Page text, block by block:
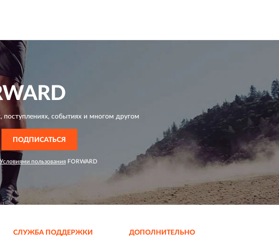
поступлениях, событиях и многом другом
ПОДПИСАТЬСЯ
Условиями пользования FORWARD
СЛУЖБА ПОДДЕРЖКИ ДОПОЛНИТЕЛЬНО